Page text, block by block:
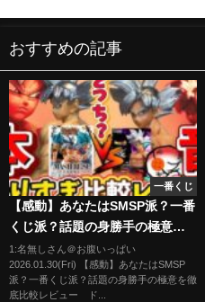
おすすめの記事
一番くじ
【感動】あなたはSMSP派？一番
くじ派？話題の身勝手の極意を
徹底比較レビュー ドラゴンボ
ール ゲンキダマツリ フィギ
ュア 孫悟空
1:名無しさん＠お腹いっぱい
2026.01.30(Fri) 【感動】あなたはSMSP
派？一番くじ派？話題の身勝手の極意を徹
底比較レビュー ド...